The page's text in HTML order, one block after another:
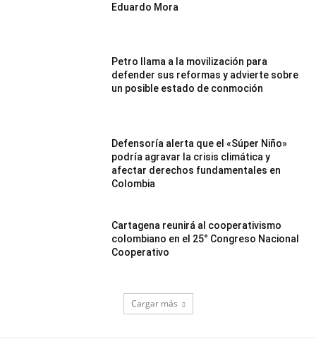
Eduardo Mora
Petro llama a la movilización para
defender sus reformas y advierte sobre
un posible estado de conmoción
Defensoría alerta que el «Súper Niño»
podría agravar la crisis climática y
afectar derechos fundamentales en
Colombia
Cartagena reunirá al cooperativismo
colombiano en el 25° Congreso Nacional
Cooperativo
Cargar más